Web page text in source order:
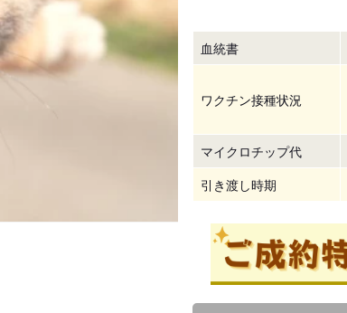
血統書
ワクチン接種状況
マイクロチップ代
引き渡し時期